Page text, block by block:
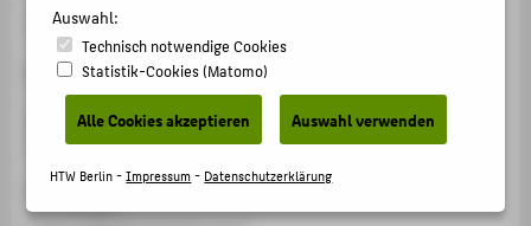
ACM Multimedia 2019
Ergänzende Angaben
gemeinsam mit Kai Uwe Barthel, Nico Hezel und
Konstantin Schall
KARRIERE
INTERNATIONAL
INFORMATIONEN FÜR
STUDIENINTERESSIERTE
Auswahl:
Technisch notwendige Cookies
Statistik-Cookies (Matomo)
Alle Cookies akzeptieren Auswahl verwenden
HTW Berlin -Impressum- Datenschutzerklärung